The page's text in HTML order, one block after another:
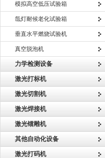
模拟高空低压试验箱
氙灯耐候老化试验箱
垂直水平燃烧试验机
真空脱泡机
力学检测设备
激光打标机
激光切割机
激光焊接机
激光镭雕机
其他自动化设备
激光打码机